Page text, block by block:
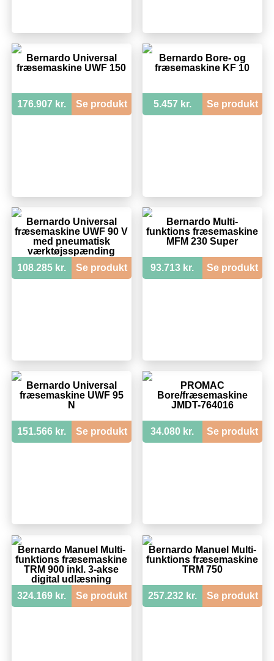
Bernardo Universal
fræsemaskine UWF 150
176.907 kr. Se produkt
Bernardo Bore- og
fræsemaskine KF 10
5.457 kr. Se produkt
Bernardo Universal
fræsemaskine UWF 90 V
med pneumatisk
værktøjsspænding
108.285 kr.
Se produkt
Bernardo Multi-
funktions fræsemaskine
MFM 230 Super
93.713 kr. Se produkt
Bernardo Universal
fræsemaskine UWF 95
N
151.566 kr. Se produkt
PROMAC
Bore/fræsemaskine
JMDT-764016
34.080 kr. Se produkt
Bernardo Manuel Multi-
funktions fræsemaskine
TRM 900 inkl. 3-akse
digital udlæsning
324.169 kr.
Se produkt
Bernardo Manuel Multi-
funktions fræsemaskine
TRM 750
257.232 kr. Se produkt